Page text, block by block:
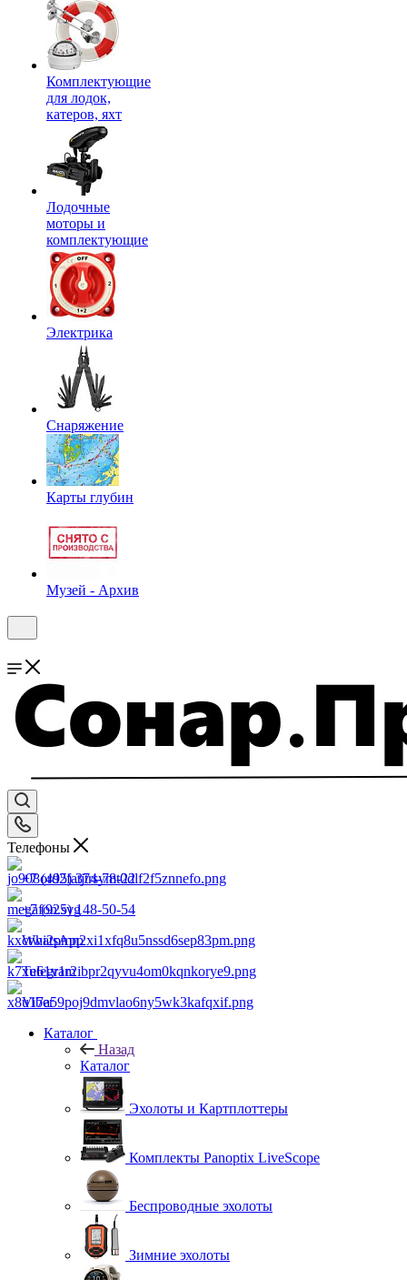
Комплектующие
для лодок,
катеров, яхт
Лодочные
моторы и
комплектующие
Электрика
Снаряжение
Карты глубин
Музей - Архив
Телефоны
+7 (495) 374-78-22
+7 (925) 148-50-54
WhatsApp
Telegram
Viber
Каталог
Назад
Каталог
Эхолоты и Картплоттеры
Комплекты Panoptix LiveScope
Беспроводные эхолоты
Зимние эхолоты